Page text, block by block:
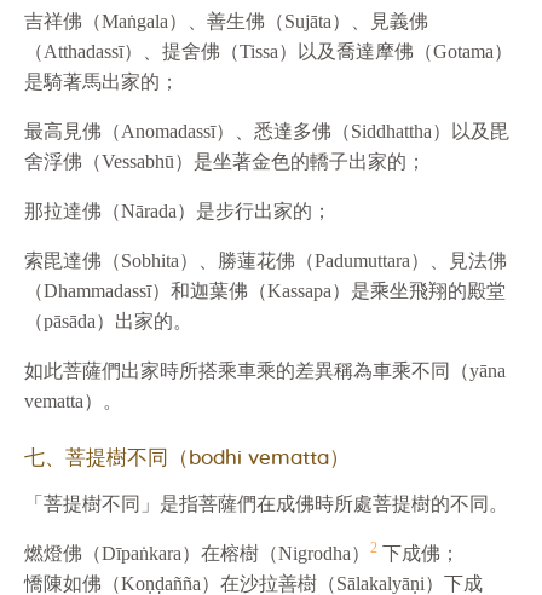
吉祥佛（Maṅgala）、善生佛（Sujāta）、見義佛
（Atthadassī）、提舍佛（Tissa）以及喬達摩佛（Gotama）
是騎著馬出家的；
最高見佛（Anomadassī）、悉達多佛（Siddhattha）以及毘
舍浮佛（Vessabhū）是坐著金色的轎子出家的；
那拉達佛（Nārada）是步行出家的；
索毘達佛（Sobhita）、勝蓮花佛（Padumuttara）、見法佛
（Dhammadassī）和迦葉佛（Kassapa）是乘坐飛翔的殿堂
（pāsāda）出家的。
如此菩薩們出家時所搭乘車乘的差異稱為車乘不同（yāna
vematta）。
七、菩提樹不同（bodhi vematta）
「菩提樹不同」是指菩薩們在成佛時所處菩提樹的不同。
燃燈佛（Dīpaṅkara）在榕樹（Nigrodha） 2 下成佛；
憍陳如佛（Koṇḍañña）在沙拉善樹（Sālakalyāṇi）下成